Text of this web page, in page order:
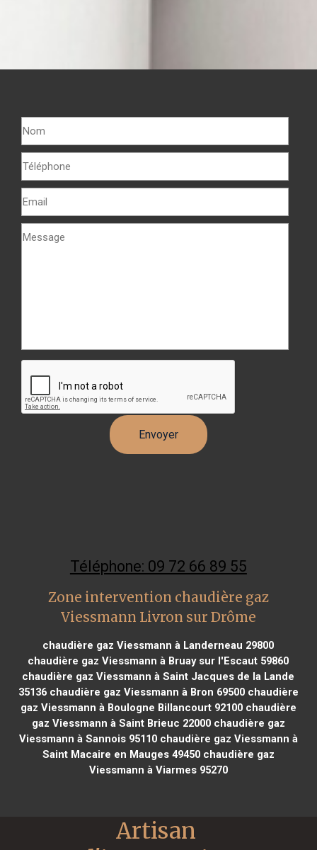
Téléphone: 09 72 66 89 55
Zone intervention chaudière gaz
Viessmann Livron sur Drôme
chaudière gaz Viessmann à Landerneau 29800
chaudière gaz Viessmann à Bruay sur l'Escaut 59860
chaudière gaz Viessmann à Saint Jacques de la Lande
35136chaudière gaz Viessmann à Bron 69500chaudière
gaz Viessmann à Boulogne Billancourt 92100chaudière
gaz Viessmann à Saint Brieuc 22000chaudière gaz
Viessmann à Sannois 95110chaudière gaz Viessmann à
Saint Macaire en Mauges 49450chaudière gaz
Viessmann à Viarmes 95270
Artisan